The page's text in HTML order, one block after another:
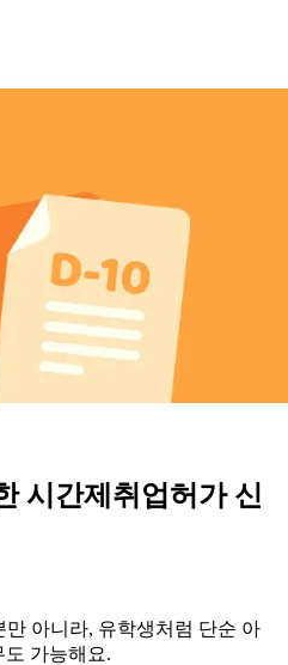
시간제취업허가 신
아니라, 유학생처럼 단순 아
도 가능해요.